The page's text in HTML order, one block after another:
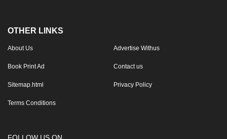
OTHER LINKS
About Us Advertise Withus
Book Print Ad Contact us
Sitemap.html Privacy Policy
Terms Conditions